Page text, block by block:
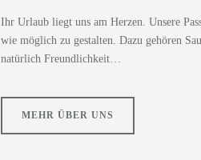
Ihr Urlaub liegt uns am Herzen. Unsere
wie möglich zu gestalten. Dazu gehören
natürlich Freundlichkeit…
MEHR ÜBER UNS